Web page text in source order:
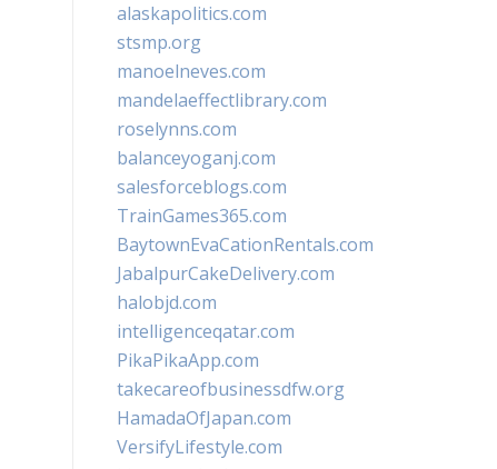
alaskapolitics.com
stsmp.org
manoelneves.com
mandelaeffectlibrary.com
roselynns.com
balanceyoganj.com
salesforceblogs.com
TrainGames365.com
BaytownEvaCationRentals.com
JabalpurCakeDelivery.com
halobjd.com
intelligenceqatar.com
PikaPikaApp.com
takecareofbusinessdfw.org
HamadaOfJapan.com
VersifyLifestyle.com